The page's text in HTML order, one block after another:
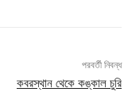
পরবর্তী নিবন্ধ
কবরস্থান থেকে কঙ্কাল চুরি